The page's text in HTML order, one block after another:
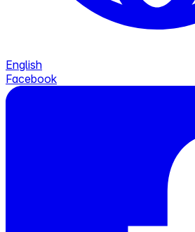
English
Facebook